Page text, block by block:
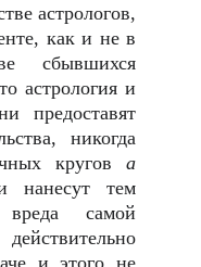
астрологов,
как и не в
сбывшихся
астрология и
предоставят
никогда
кругов a
нанесут тем
самой
и этого не